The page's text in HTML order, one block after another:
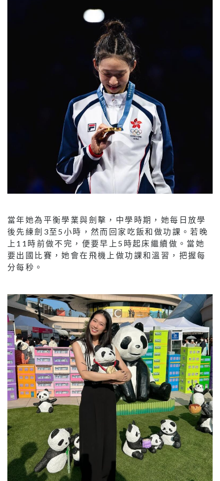
當年她為平衡學業與劍擊，中學時期，她每日放學
後先練劍3至5小時，然而回家吃飯和做功課。若晚
上11時前做不完，便要早上5時起床繼續做。當她
要出國比賽，她會在飛機上做功課和溫習，把握每
分每秒。